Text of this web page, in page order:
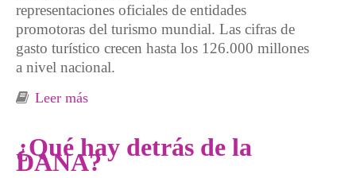
representaciones oficiales de entidades
promotoras del turismo mundial. Las cifras de
gasto turístico crecen hasta los 126.000 millones
a nivel nacional.
Leer más
¿Qué hay detrás de la
DANA?